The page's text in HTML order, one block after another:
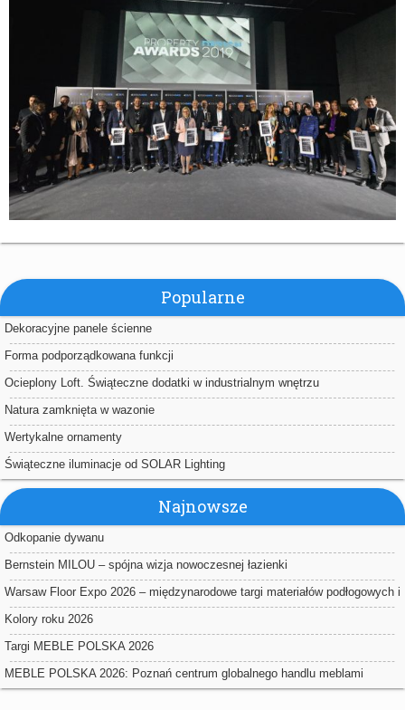
Popularne
Dekoracyjne panele ścienne
Forma podporządkowana funkcji
Ocieplony Loft. Świąteczne dodatki w industrialnym wnętrzu
Natura zamknięta w wazonie
Wertykalne ornamenty
Świąteczne iluminacje od SOLAR Lighting
Najnowsze
Odkopanie dywanu
Bernstein MILOU – spójna wizja nowoczesnej łazienki
Warsaw Floor Expo 2026 – międzynarodowe targi materiałów podłogowych i
powierzchniowych w Nadarzynie
Kolory roku 2026
Targi MEBLE POLSKA 2026
MEBLE POLSKA 2026: Poznań centrum globalnego handlu meblami